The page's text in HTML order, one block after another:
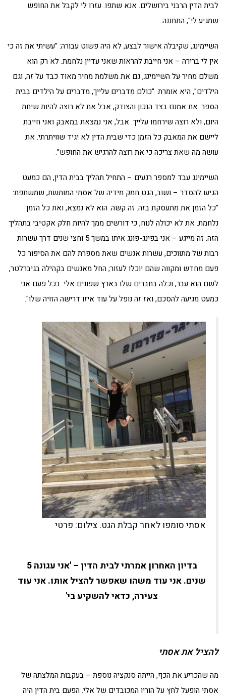
לבית הדין הרבני בירושלים. אנא שתפו. עזרו לי לקבל את החופש
שמגיע לי", התחננה.
השיימינג, שקיבלה אישור לבצע, לא היה פשוט עבורה: "עשיתי את זה כי
אין לי ברירה – אני חייבת להראות שאני עדיין נלחמת. לא רק הוא
משלם מחיר על השיימינג, גם את משלמת מחיר מאוד כבד על זה, וגם
הילדים", היא אומרת. "כולם מדברים עלייך, מדברים על הילדים בבית
הספר. את אמנם בצד הנכון והצודק, אבל את לא רוצה להיות שיחת
היום, ולא רוצה שירחמו עלייך. אבל, אני נמצאת במאבק ואני חייבת
ליישם את המאבק כל הזמן כדי שבית הדין לא יגיד שוויתרתי. את
עושה מה שאת צריכה כי את רוצה להרגיש את החופש".
השיימינג עבד למספר רגעים – התחיל תהליך בבית הדין, הם כמעט
הגיעו להסדר – ושוב, הגט חמק מידיה של אסתי המותשת, שמשתפת:
"כל הזמן את מתעסקת בזה. זה קשה. הוא לא נמצא, ואת כל הזמן
נלחמת. את לא יכולה לנוח, כי דורשים ממך להיות חלק אקטיבי בתהליך
הזה. זה מייגע – אני בפינג-פונג איתו במשך 5 וחצי שנים דרך עשרות
רבות של מתווכים, עשרות אנשים שאת מספרת להם את הסיפור כל
פעם מחדש ומקווה שהם יוכלו לעזור; החל מאנשים בקהילה בגיברלטר,
לשם הוא עבר, וכלה בחברים שלו בארץ שפונים אלי. בכל פעם אני
כמעט מגיעה להסכם, ואז זה נופל על עוד איזו דרישה הזויה שלו".
אסתי סומפו לאחר קבלת הגט. צילום: פרטי
בדיון האחרון אמרתי לבית הדין – 'אני עגונה 5
שנים. אני עוד משהו שאפשר להציל אותו. אני עוד
צעירה, כדאי להשקיע בי'
להציל את אסתי
מה שהכריע את הכף, הייתה סנקציה נוספת – בעקבות המלצתה של
אסתי הופעל לחץ על הוריו המכובדים של אלי. הפעם בית הדין היה